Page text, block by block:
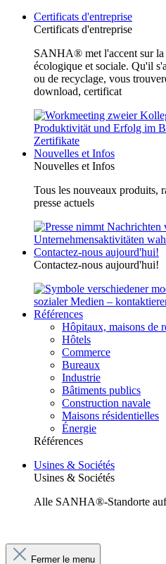
Certificats d'entreprise
Certificats d'entreprise
SANHA® met l'accent sur la
écologique et sociale. Qu'il
ou de recyclage, vous
download, certificat
Nouvelles et Infos
Nouvelles et Infos
Tous les nouveaux produits,
presse actuels
Contactez-nous aujourd'hui!
Contactez-nous aujourd'hui!
Références
Hôpitaux, maisons de
Hôtels
Commerce
Bureaux
Industrie
Bâtiments publics
Construction navale
Maisons résidentielles
Énergie
Références
Usines & Sociétés
Usines & Sociétés
Alle SANHA®-Standorte
Fermer le menu